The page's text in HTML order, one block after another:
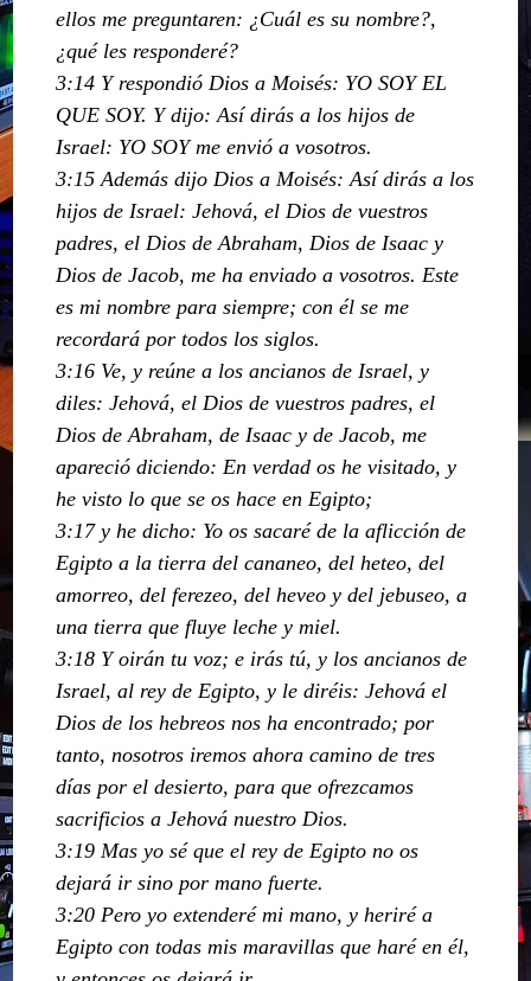
ellos me preguntaren: ¿Cuál es su nombre?,
¿qué les responderé?
3:14 Y respondió Dios a Moisés: YO SOY EL
QUE SOY. Y dijo: Así dirás a los hijos de
Israel: YO SOY me envió a vosotros.
3:15 Además dijo Dios a Moisés: Así dirás a los
hijos de Israel: Jehová, el Dios de vuestros
padres, el Dios de Abraham, Dios de Isaac y
Dios de Jacob, me ha enviado a vosotros. Este
es mi nombre para siempre; con él se me
recordará por todos los siglos.
3:16 Ve, y reúne a los ancianos de Israel, y
diles: Jehová, el Dios de vuestros padres, el
Dios de Abraham, de Isaac y de Jacob, me
apareció diciendo: En verdad os he visitado, y
he visto lo que se os hace en Egipto;
3:17 y he dicho: Yo os sacaré de la aflicción de
Egipto a la tierra del cananeo, del heteo, del
amorreo, del ferezeo, del heveo y del jebuseo, a
una tierra que fluye leche y miel.
3:18 Y oirán tu voz; e irás tú, y los ancianos de
Israel, al rey de Egipto, y le diréis: Jehová el
Dios de los hebreos nos ha encontrado; por
tanto, nosotros iremos ahora camino de tres
días por el desierto, para que ofrezcamos
sacrificios a Jehová nuestro Dios.
3:19 Mas yo sé que el rey de Egipto no os
dejará ir sino por mano fuerte.
3:20 Pero yo extenderé mi mano, y heriré a
Egipto con todas mis maravillas que haré en él,